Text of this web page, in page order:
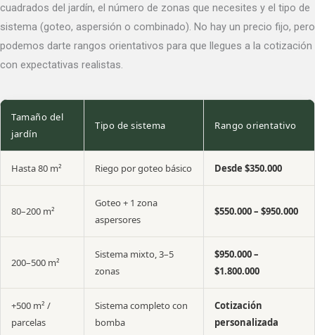
cuadrados del jardín, el número de zonas que necesites y el tipo de
sistema (goteo, aspersión o combinado). No hay un precio fijo, pero
podemos darte rangos orientativos para que llegues a la cotización
con expectativas realistas.
Tamaño del
jardín
Tipo de sistema Rango orientativo
Hasta 80 m² Riego por goteo básico Desde $350.000
80–200 m²
Goteo + 1 zona
aspersores
$550.000 – $950.000
200–500 m²
Sistema mixto, 3–5
zonas
$950.000 –
$1.800.000
+500 m² /
parcelas
Sistema completo con
bomba
Cotización
personalizada